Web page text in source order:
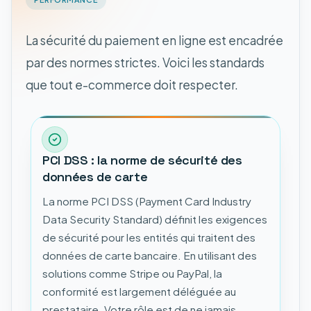
La sécurité du paiement en ligne est encadrée
par des normes strictes. Voici les standards
que tout e-commerce doit respecter.
PCI DSS : la norme de sécurité des
données de carte
La norme PCI DSS (Payment Card Industry
Data Security Standard) définit les exigences
de sécurité pour les entités qui traitent des
données de carte bancaire. En utilisant des
solutions comme Stripe ou PayPal, la
conformité est largement déléguée au